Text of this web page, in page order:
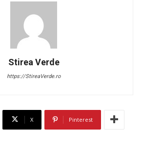
Stirea Verde
https://StireaVerde.ro
X Pinterest